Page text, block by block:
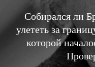
Собирался ли
улететь за
которой